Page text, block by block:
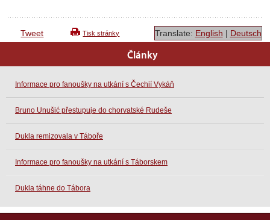
Tweet Tisk stránky Translate: English | Deutsch
Články
Informace pro fanoušky na utkání s Čechií Vykáň
Bruno Unušić přestupuje do chorvatské Rudeše
Dukla remizovala v Táboře
Informace pro fanoušky na utkání s Táborskem
Dukla táhne do Tábora